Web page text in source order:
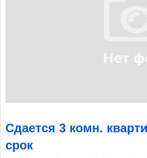
Сдается 3 комн.
срок